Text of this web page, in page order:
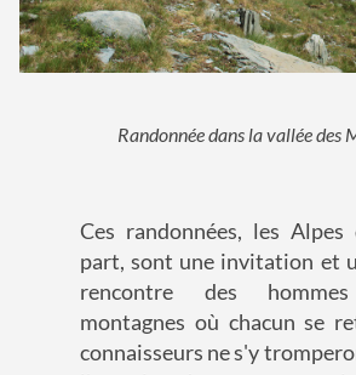
Randonnée dans la vallée des
Ces randonnées, les
part, sont une invitation et
rencontre des
montagnes où chacun se
connaisseurs ne s'y